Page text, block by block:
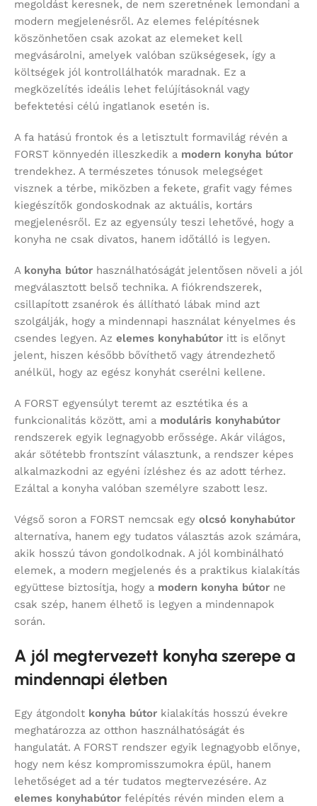
megoldást keresnek, de nem szeretnének lemondani a
modern megjelenésről. Az elemes felépítésnek
köszönhetően csak azokat az elemeket kell
megvásárolni, amelyek valóban szükségesek, így a
költségek jól kontrollálhatók maradnak. Ez a
megközelítés ideális lehet felújításoknál vagy
befektetési célú ingatlanok esetén is.
A fa hatású frontok és a letisztult formavilág révén a
FORST könnyedén illeszkedik a modern konyha bútor
trendekhez. A természetes tónusok melegséget
visznek a térbe, miközben a fekete, grafit vagy fémes
kiegészítők gondoskodnak az aktuális, kortárs
megjelenésről. Ez az egyensúly teszi lehetővé, hogy a
konyha ne csak divatos, hanem időtálló is legyen.
A konyha bútor használhatóságát jelentősen növeli a jól
megválasztott belső technika. A fiókrendszerek,
csillapított zsanérok és állítható lábak mind azt
szolgálják, hogy a mindennapi használat kényelmes és
csendes legyen. Az elemes konyhabútor itt is előnyt
jelent, hiszen később bővíthető vagy átrendezhető
anélkül, hogy az egész konyhát cserélni kellene.
A FORST egyensúlyt teremt az esztétika és a
funkcionalitás között, ami a moduláris konyhabútor
rendszerek egyik legnagyobb erőssége. Akár világos,
akár sötétebb frontszínt választunk, a rendszer képes
alkalmazkodni az egyéni ízléshez és az adott térhez.
Ezáltal a konyha valóban személyre szabott lesz.
Végső soron a FORST nemcsak egy olcsó konyhabútor
alternatíva, hanem egy tudatos választás azok számára,
akik hosszú távon gondolkodnak. A jól kombinálható
elemek, a modern megjelenés és a praktikus kialakítás
együttese biztosítja, hogy a modern konyha bútor ne
csak szép, hanem élhető is legyen a mindennapok
során.
A jól megtervezett konyha szerepe a
mindennapi életben
Egy átgondolt konyha bútor kialakítás hosszú évekre
meghatározza az otthon használhatóságát és
hangulatát. A FORST rendszer egyik legnagyobb előnye,
hogy nem kész kompromisszumokra épül, hanem
lehetőséget ad a tér tudatos megtervezésére. Az
elemes konyhabútor felépítés révén minden elem a